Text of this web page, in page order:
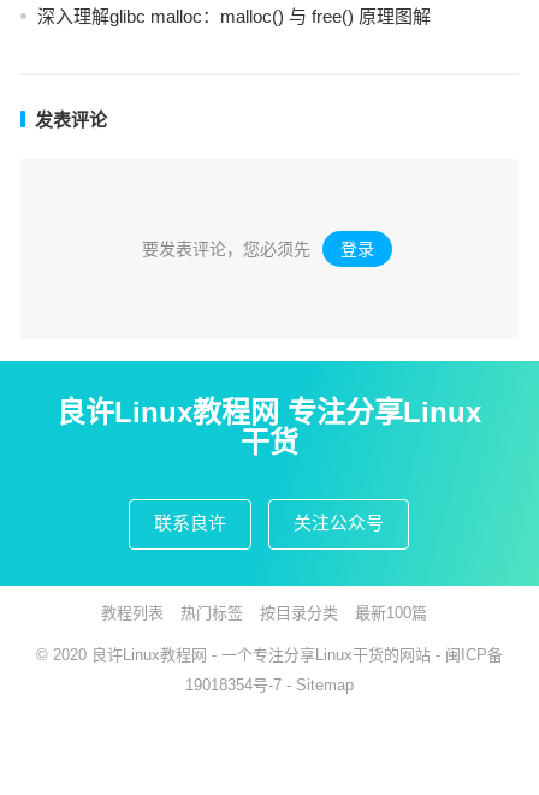
深入理解glibc malloc：malloc() 与 free() 原理图解
发表评论
要发表评论，您必须先 登录 。
良许Linux教程网 专注分享Linux
干货
联系良许 关注公众号
教程列表 热门标签 按目录分类 最新100篇
© 2020 良许Linux教程网 - 一个专注分享Linux干货的网站 - 闽ICP备
19018354号-7 - Sitemap